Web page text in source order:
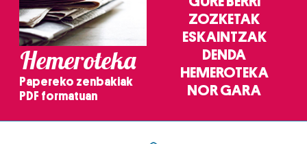
Hemeroteka
Papereko zenbakiak
PDF formatuan
ZOZKETAK
ESKAINTZAK
DENDA
HEMEROTEKA
NOR GARA